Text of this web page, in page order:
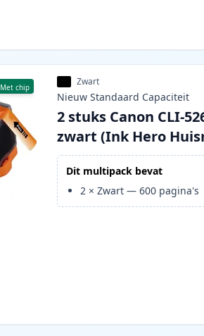
Met chip Zwart
Nieuw Standaard Capaciteit
2 stuks Canon CLI-
zwart (Ink Hero
Dit multipack bevat
2 ×Zwart —600 pagina's